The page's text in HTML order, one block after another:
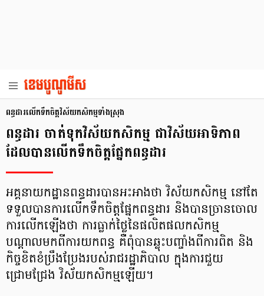
ពន្ធដារលើកទឹកចិត្តវិស័យកសិកម្មទាំងស្រុង
ពន្ធដារ ចាត់ទុកវិស័យកសិកម្ម ជាវិស័យអាទិភាព
ដែលបានលើកទឹកចិត្តផ្នែកពន្ធដារ
អគ្គនាយកដ្ឋានពន្ធដារបានអះអាងថា វិស័យកសិកម្ម នៅតែ
ទទួលបានការលើកទឹកចិត្តផ្នែកពន្ធដារ និងបានច្រានចោល
ការលើកឡើងថា ការធ្លាក់ថ្លៃនៃផលិតផលកសិកម្ម
បណ្ដាលមកពីការយកពន្ធ គឺពុំបានឆ្លុះបញ្ចាំងពីការពិត និង
កិច្ចខិតខំប្រឹងប្រែងរបស់រាជរដ្ឋាភិបាល ក្នុងការជួយ
ជ្រោមជ្រែង វិស័យកសិកម្មឡើយ។